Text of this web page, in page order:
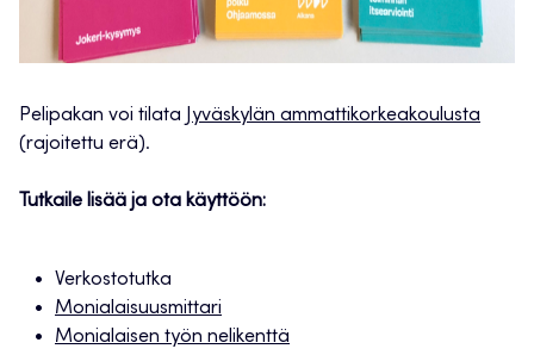
Pelipakan voi tilata
Jyväskylän ammattikorkeakoulusta
(rajoitettu erä).
Tutkaile lisää ja ota käyttöön:
Verkostotutka
Monialaisuusmittari
Monialaisen työn nelikenttä